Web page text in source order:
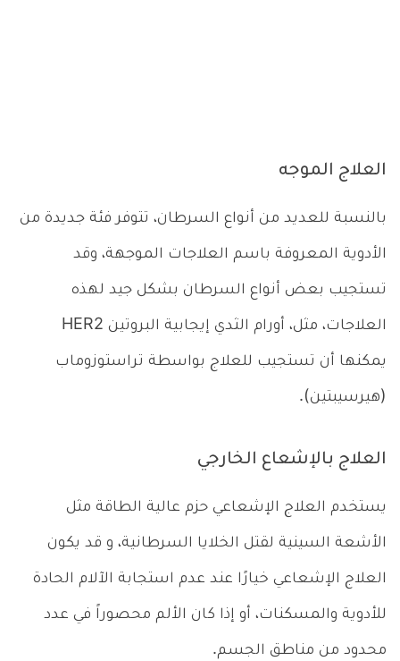
العلاج الموجه
بالنسبة للعديد من أنواع السرطان، تتوفر فئة جديدة من
الأدوية المعروفة باسم العلاجات الموجهة، وقد
تستجيب بعض أنواع السرطان بشكل جيد لهذه
العلاجات، مثل، أورام الثدي إيجابية البروتين HER2
يمكنها أن تستجيب للعلاج بواسطة تراستوزوماب
(هيرسيبتين).
العلاج بالإشعاع الخارجي
يستخدم العلاج الإشعاعي حزم عالية الطاقة مثل
الأشعة السينية لقتل الخلايا السرطانية، و قد يكون
العلاج الإشعاعي خيارًا عند عدم استجابة الآلام الحادة
للأدوية والمسكنات، أو إذا كان الألم محصوراً في عدد
محدود من مناطق الجسم.